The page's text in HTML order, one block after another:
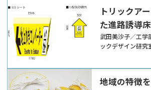
トリックア
た進路誘導
武田美沙子／工学
ックデザイン研究
地域の特徴